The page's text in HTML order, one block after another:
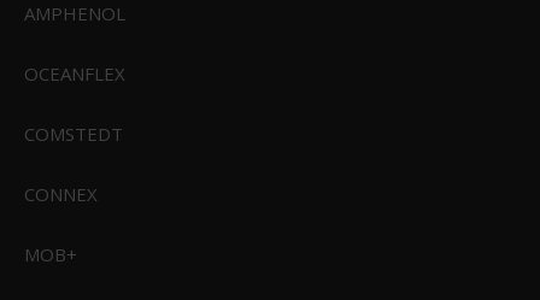
349,00 DKK
AMPHENOL
OCEANFLEX
COMSTEDT
CONNEX
MOB+